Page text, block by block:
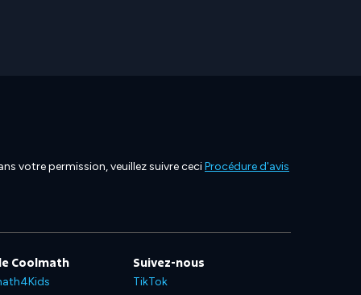
votre permission, veuillez suivre ceciProcédure d'avis
Coolmath Suivez-nous
TikTok